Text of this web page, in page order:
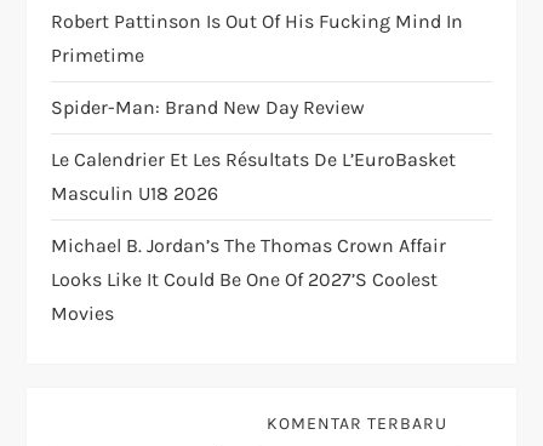
i
o
n
Robert Pattinson Is Out Of His Fucking Mind In
Primetime
Spider-Man: Brand New Day Review
Le Calendrier Et Les Résultats De L’EuroBasket
Masculin U18 2026
Michael B. Jordan’s The Thomas Crown Affair
Looks Like It Could Be One Of 2027’s Coolest
Movies
KOMENTAR TERBARU